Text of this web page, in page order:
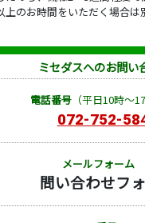
上のお時間をいただく場合
ミセダスへのお問い
電話番号（平日10時～17
072-752-
メールフォーム
問い合わせフ